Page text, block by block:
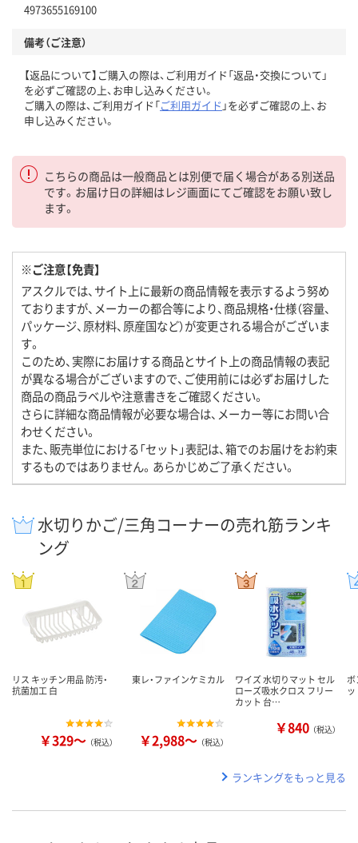
4973655169100
備考（ご注意）
【返品について】ご購入の際は、ご利用ガイド「返品・交換について」
を必ずご確認の上、お申し込みください。
ご購入の際は、ご利用ガイド「ご利用ガイド 」を必ずご確認の上、お
申し込みください。
こちらの商品は一般商品とは別便で届く場合がある別送品
です。お届け日の詳細はレジ画面にてご確認をお願い致し
ます。
※ご注意【免責】
アスクルでは、サイト上に最新の商品情報を表示するよう努め
ておりますが、メーカーの都合等により、商品規格・仕様（容量、
パッケージ、原材料、原産国など）が変更される場合がございま
す。
このため、実際にお届けする商品とサイト上の商品情報の表記
が異なる場合がございますので、ご使用前には必ずお届けした
商品の商品ラベルや注意書きをご確認ください。
さらに詳細な商品情報が必要な場合は、メーカー等にお問い合
わせください。
また、販売単位における「セット」表記は、箱でのお届けをお約束
するものではありません。あらかじめご了承ください。
水切りかご/三角コーナーの売れ筋ランキ
ング
リス キッチン用品 防汚・
抗菌加工 白
￥329～ （税込）
東レ・ファインケミカル
￥2,988～ （税込）
ワイズ 水切りマット セル
ローズ吸水クロス フリー
カット 台…
￥840 （税込）
ボ
ランキングをもっと見る